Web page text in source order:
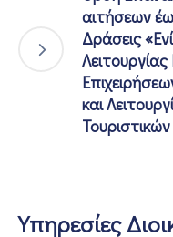
αιτήσεων
Δράσεις
και
Υπηρεσίες